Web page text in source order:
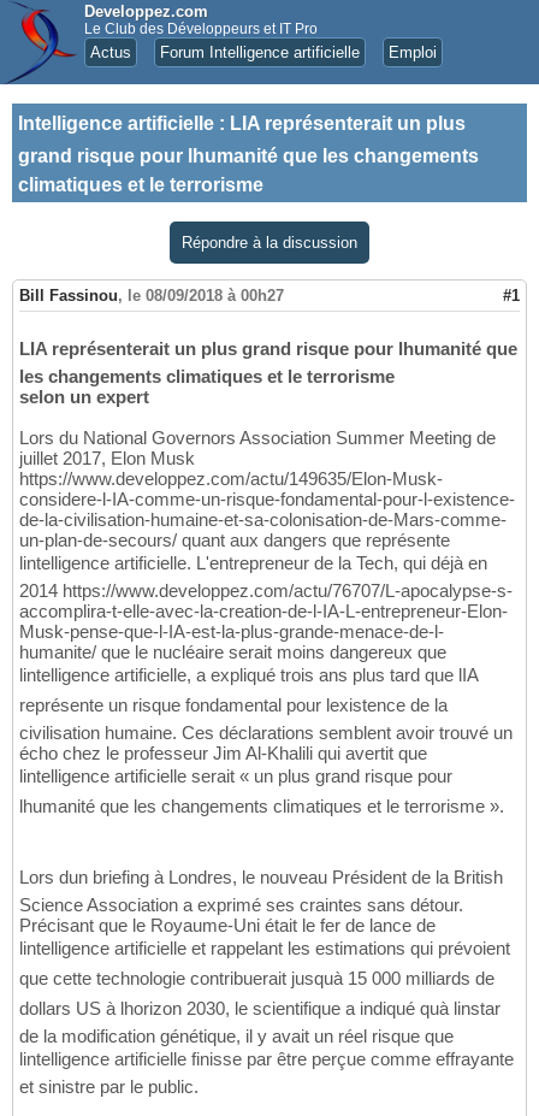
Developpez.com
Le Club des Développeurs et IT Pro
Actus Forum Intelligence artificielle Emploi
Intelligence artificielle : LIA représenterait un plus
grand risque pour lhumanité que les changements
climatiques et le terrorisme
Répondre à la discussion
Bill Fassinou, le 08/09/2018 à 00h27 #1
LIA représenterait un plus grand risque pour lhumanité que
les changements climatiques et le terrorisme
selon un expert
Lors du National Governors Association Summer Meeting de
juillet 2017, Elon Musk
https://www.developpez.com/actu/149635/Elon-Musk-
considere-l-IA-comme-un-risque-fondamental-pour-l-existence-
de-la-civilisation-humaine-et-sa-colonisation-de-Mars-comme-
un-plan-de-secours/ quant aux dangers que représente
lintelligence artificielle. L'entrepreneur de la Tech, qui déjà en
2014 https://www.developpez.com/actu/76707/L-apocalypse-s-
accomplira-t-elle-avec-la-creation-de-l-IA-L-entrepreneur-Elon-
Musk-pense-que-l-IA-est-la-plus-grande-menace-de-l-
humanite/ que le nucléaire serait moins dangereux que
lintelligence artificielle, a expliqué trois ans plus tard que lIA
représente un risque fondamental pour lexistence de la
civilisation humaine. Ces déclarations semblent avoir trouvé un
écho chez le professeur Jim Al-Khalili qui avertit que
lintelligence artificielle serait « un plus grand risque pour
lhumanité que les changements climatiques et le terrorisme ».
Lors dun briefing à Londres, le nouveau Président de la British
Science Association a exprimé ses craintes sans détour.
Précisant que le Royaume-Uni était le fer de lance de
lintelligence artificielle et rappelant les estimations qui prévoient
que cette technologie contribuerait jusquà 15 000 milliards de
dollars US à lhorizon 2030, le scientifique a indiqué quà linstar
de la modification génétique, il y avait un réel risque que
lintelligence artificielle finisse par être perçue comme effrayante
et sinistre par le public.